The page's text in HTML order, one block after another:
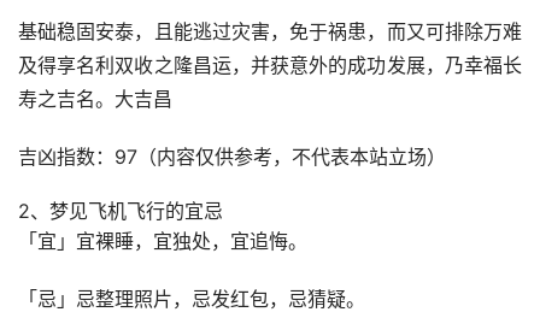
基础稳固安泰，且能逃过灾害，免于祸患，而又可排除万难
及得享名利双收之隆昌运，并获意外的成功发展，乃幸福长
寿之吉名。大吉昌
吉凶指数：97（内容仅供参考，不代表本站立场）
2、梦见飞机飞行的宜忌
「宜」宜裸睡，宜独处，宜追悔。
「忌」忌整理照片，忌发红包，忌猜疑。